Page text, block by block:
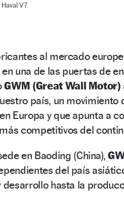
V7.
al mercado
una de las puertas de
GWM (Great Wall Motor)
país, un movimiento
Europa y que apunta a
competitivos del
en Baoding (China),
del país
desarrollo hasta la